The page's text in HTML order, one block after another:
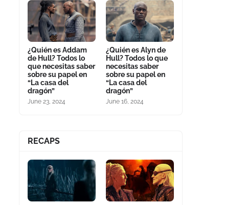
¿Quién es Addam
de Hull? Todos lo
que necesitas saber
sobre su papel en
“La casa del
dragón”
June 23, 2024
¿Quién es Alyn de
Hull? Todos lo que
necesitas saber
sobre su papel en
“La casa del
dragón”
June 16, 2024
RECAPS